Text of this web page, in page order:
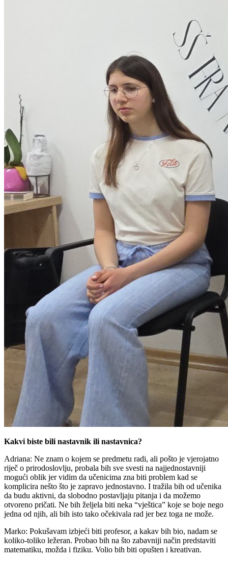
Kakvi biste bili nastavnik ili nastavnica?
Adriana: Ne znam o kojem se predmetu radi, ali pošto je vjerojatno
riječ o prirodoslovlju, probala bih sve svesti na najjednostavniji
mogući oblik jer vidim da učenicima zna biti problem kad se
komplicira nešto što je zapravo jednostavno. I tražila bih od učenika
da budu aktivni, da slobodno postavljaju pitanja i da možemo
otvoreno pričati. Ne bih željela biti neka “vještica” koje se boje nego
jedna od njih, ali bih isto tako očekivala rad jer bez toga ne može.
Marko: Pokušavam izbjeći biti profesor, a kakav bih bio, nadam se
koliko-toliko ležeran. Probao bih na što zabavniji način predstaviti
matematiku, možda i fiziku. Volio bih biti opušten i kreativan.